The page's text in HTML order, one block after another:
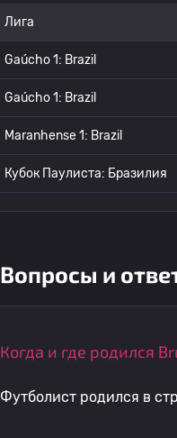
Лига
Gaúcho 1: Brazil
Gaúcho 1: Brazil
Maranhense 1: Brazil
Кубок Паулиста: Бразилия
Вопросы и
Когда и где родился
Футболист родился в